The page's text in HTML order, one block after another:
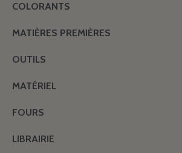
COLORANTS
MATIÈRES PREMIÈRES
OUTILS
MATÉRIEL
FOURS
LIBRAIRIE